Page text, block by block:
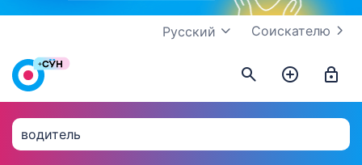
Соискателю
Русский